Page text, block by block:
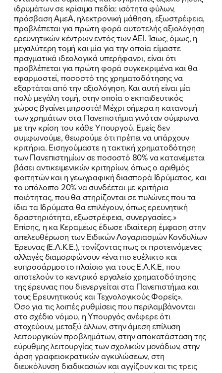
ιδρυμάτων σε κρίσιμα πεδία: ισότητα φύλων,
πρόσβαση ΑμεΑ, ηλεκτρονική μάθηση, εξωστρέφεια,
προβλέπεται για πρώτη φορά αυτοτελής αξιολόγηση
ερευνητικών κέντρων εντός των ΑΕΙ. Ίσως, όμως, η
μεγαλύτερη τομή και μία για την οποία είμαστε
πραγματικά ιδεολογικά υπερήφανοι, είναι ότι
προβλέπεται για πρώτη φορά συγκεκριμένα και θα
εφαρμοστεί, ποσοστό της χρηματοδότησης να
εξαρτάται από την αξιολόγηση. Και αυτή είναι μία
πολύ μεγάλη τομή, στην οποία ο εκπαιδευτικός
χώρος βγαίνει μπροστά! Μέχρι σήμερα η κατανομή
των χρημάτων στα Πανεπιστήμια γινόταν σύμφωνα
με την κρίση του κάθε Υπουργού. Εμείς δεν
συμφωνούμε, θεωρούμε ότι πρέπει να υπάρχουν
κριτήρια. Εισηγούμαστε η τακτική χρηματοδότηση
των Πανεπιστημίων σε ποσοστό 80% να κατανέμεται
βάσει αντικειμενικών κριτηρίων, όπως ο αριθμός
φοιτητών και η γεωγραφική διασπορά Ιδρύματος, και
το υπόλοιπο 20% να συνδέεται με κριτήρια
ποιότητας, που θα στηρίζονται σε πυλώνες που τα
ίδια τα Ιδρύματα θα επιλέγουν, όπως ερευνητική
δραστηριότητα, εξωστρέφεια, συνεργασίες.»
Επίσης, η κα Κεραμέως έδωσε ιδιαίτερη έμφαση στην
απελευθέρωση των Ειδικών Λογαριασμών Κονδυλίων
Έρευνας (Ε.Λ.Κ.Ε.), τονίζοντας πως οι προτεινόμενες
αλλαγές διαμορφώνουν «ένα πιο ευέλικτο και
ευπροσάρμοστο πλαίσιο για τους Ε.Λ.Κ.Ε, που
αποτελούν το κεντρικό εργαλείο χρηματοδότησης
της έρευνας που διενεργείται στα Πανεπιστήμια και
τους Ερευνητικούς και Τεχνολογικούς Φορείς».
Όσο για τις λοιπές ρυθμίσεις που περιλαμβάνονται
στο σχέδιο νόμου, η Υπουργός ανέφερε ότι
στοχεύουν, μεταξύ άλλων, στην άμεση επίλυση
λειτουργικών προβλημάτων, στην αποκατάσταση της
εύρυθμης λειτουργίας των σχολικών μονάδων, στην
άρση γραφειοκρατικών αγκυλώσεων, στη
διευκόλυνση διαδικασιών και αγγίζουν και τις τρεις